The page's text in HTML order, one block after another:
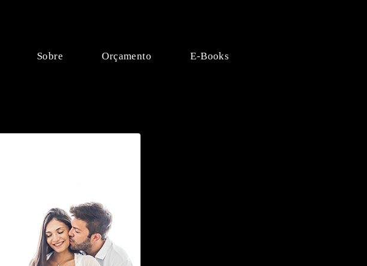
Sobre Orçamento E-Books